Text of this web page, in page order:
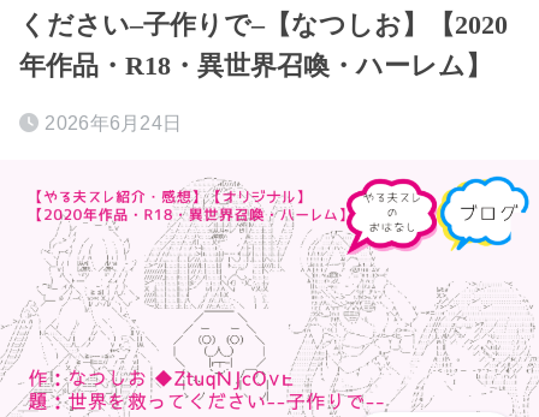
ください–子作りで–【なつしお】【2020
年作品・R18・異世界召喚・ハーレム】
2026年6月24日